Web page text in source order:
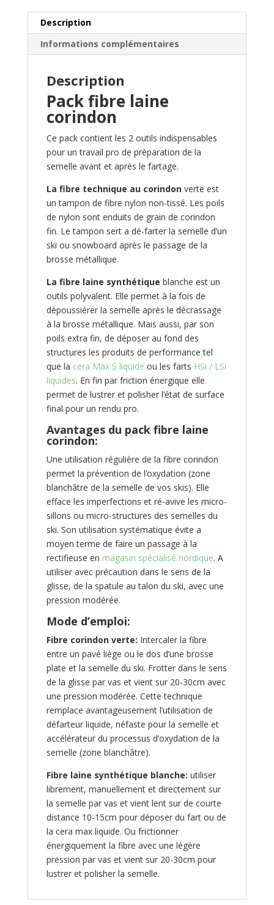
Description
Informations complémentaires
Description
Pack fibre laine
corindon
Ce pack contient les 2 outils indispensables
pour un travail pro de préparation de la
semelle avant et après le fartage.
La fibre technique au corindonverte est
un tampon de fibre nylon non-tissé. Les poils
de nylon sont enduits de grain de corindon
fin. Le tampon sert a dé-farter la semelle d’un
ski ou snowboard après le passage de la
brosse métallique.
La fibre laine synthétique blanche est un
outils polyvalent. Elle permet à la fois de
dépoussiérer la semelle après le décrassage
à la brosse métallique. Mais aussi, par son
poils extra fin, de déposer au fond des
structures les produits de performance tel
que la cera Max S liquide ou les farts HSi / LSi
liquides. En fin par friction énergique elle
permet de lustrer et polisher l’état de surface
final pour un rendu pro.
Avantages du pack fibre laine
corindon:
Une utilisation régulière de la fibre corindon
permet la prévention de l’oxydation (zone
blanchâtre de la semelle de vos skis). Elle
efface les imperfections et ré-avive les micro-
sillons ou micro-structures des semelles du
ski. Son utilisation systématique évite a
moyen terme de faire un passage à la
rectifieuse en magasin spécialisé nordique. A
utiliser avec précaution dans le sens de la
glisse, de la spatule au talon du ski, avec une
pression modérée.
Mode d’emploi:
Fibre corindon verte: Intercaler la fibre
entre un pavé liège ou le dos d’une brosse
plate et la semelle du ski. Frotter dans le sens
de la glisse par vas et vient sur 20-30cm avec
une pression modérée. Cette technique
remplace avantageusement l’utilisation de
défarteur liquide, néfaste pour la semelle et
accélérateur du processus d’oxydation de la
semelle (zone blanchâtre).
Fibre laine synthétique blanche: utiliser
librement, manuellement et directement sur
la semelle par vas et vient lent sur de courte
distance 10-15cm pour déposer du fart ou de
la cera max liquide. Ou frictionner
énergiquement la fibre avec une légère
pression par vas et vient sur 20-30cm pour
lustrer et polisher la semelle.